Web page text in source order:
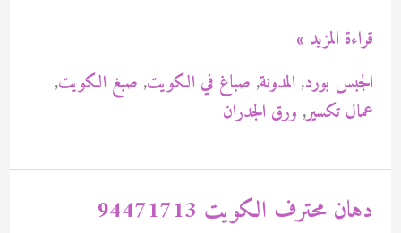
صباغ
العربية
94471713
قراءة المزيد »
الجبس بورد, المدونة, صباغ في الكويت, صبغ الكويت,
عمال تكسير, ورق الجدران
دهان محترف الكويت 94471713